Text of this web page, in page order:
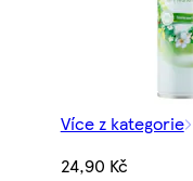
Více z kategorie
24,90 Kč